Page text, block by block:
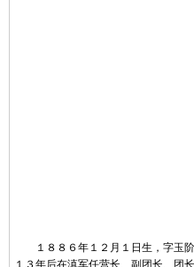
１８８６年１２月１日生，字玉阶
１３年后在滇军任营长、副团长、团